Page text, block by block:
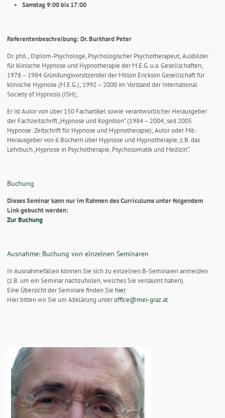
Samstag 9:00 bis 17:00
Referentenbeschreibung: Dr. Burkhard Peter
Dr. phil., Diplom-Psychologe, Psychologischer Psychotherapeut; Ausbilder
für klinische Hypnose und Hypnotherapie der M.E.G. u.a. Gesellschaften;
1978 – 1984 Gründungsvorsitzender der Milton Erickson Gesellschaft für
klinische Hypnose (M.E.G.); 1992 – 2000 im Vorstand der International
Society of Hypnosis (ISH);
Er ist Autor von über 150 Fachartikel sowie verantwortlicher Herausgeber
der Fachzeitschrift „Hypnose und Kognition“ (1984 – 2004; seit 2005
Hypnose: Zeitschrift für Hypnose und Hypnotherapie); Autor oder Mit-
Herausgeber von 6 Büchern über Hypnose und Hypnotherapie, z.B. das
Lehrbuch „Hypnose in Psychotherapie, Psychosomatik und Medizin“.
Buchung
Dieses Seminar kann nur im Rahmen des Curriculums unter folgendem
Link gebucht werden:
Zur Buchung
Ausnahme: Buchung von einzelnen Seminaren
In Ausnahmefällen können Sie sich zu einzelnen B-Seminaren anmelden
(z.B. um ein Seminar nachzuholen, welches Sie versäumt haben).
Eine Übersicht der Seminare finden Sie hier.
Hier bitten wir Sie um Abklärung unteroffice@mei-graz.at